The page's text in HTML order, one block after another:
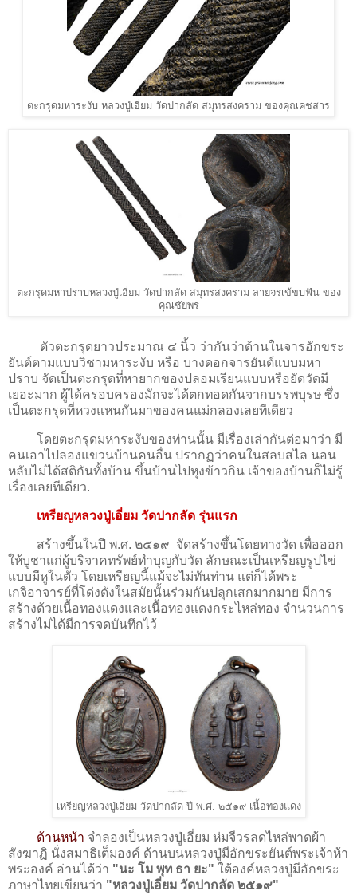
ตะกรุดมหาระงับ หลวงปู่เอี่ยม วัดปากลัด สมุทรสงคราม ของคุณคชสาร
ตะกรุดมหาปราบหลวงปู่เอี่ยม วัดปากลัด สมุทรสงคราม ลายจรเข้ขบฟัน ของ
คุณชัยพร
ตัวตะกรุดยาวประมาณ ๔ นิ้ว ว่ากันว่าด้านในจารอักขระ
ยันต์ตามแบบวิชามหาระงับ หรือ บางดอกจารยันต์แบบมหา
ปราบ จัดเป็นตะกรุดที่หายากของปลอมเรียนแบบหรือยัดวัดมี
เยอะมาก ผู้ได้ครอบครองมักจะได้ตกทอดกันจากบรรพบุรษ ซึ่ง
เป็นตะกรุดที่หวงแหนกันมาของคนแม่กลองเลยทีเดียว
โดยตะกรุดมหาระงับของท่านนั้น มีเรื่องเล่ากันต่อมาว่า มี
คนเอาไปลองแขวนบ้านคนอื่น ปรากฏว่าคนในสลบสไล นอน
หลับไม่ได้สติกันทั้งบ้าน ขึ้นบ้านไปหุงข้าวกิน เจ้าของบ้านก็ไม่รู้
เรื่องเลยทีเดียว.
เหรียญหลวงปู่เอี่ยม วัดปากลัด รุ่นแรก
สร้างขึ้นในปี พ.ศ. ๒๕๑๙ จัดสร้างขึ้นโดยทางวัด เพื่อออก
ให้บูชาแก่ผู้บริจาคทรัพย์ทำบุญกับวัด ลักษณะเป็นเหรียญรูปไข่
แบบมีหูในตัว โดยเหรียญนี้แม้จะไม่ทันท่าน แต่ก็ได้พระ
เกจิอาจารย์ที่โด่งดังในสมัยนั้นร่วมกันปลุกเสกมากมาย มีการ
สร้างด้วยเนื้อทองแดงและเนื้อทองแดงกระไหล่ทอง จำนวนการ
สร้างไม่ได้มีการจดบันทึกไว้
เหรียญหลวงปู่เอี่ยม วัดปากลัด ปี พ.ศ. ๒๕๑๙ เนื้อทองแดง
ด้านหน้า จำลองเป็นหลวงปู่เอี่ยม ห่มจีวรลดไหล่พาดผ้า
สังฆาฏิ นั่งสมาธิเต็มองค์ ด้านบนหลวงปู่มีอักขระยันต์พระเจ้าห้า
พระองค์ อ่านได้ว่า "นะ โม พุท ธา ยะ" ใต้องค์หลวงปู่มีอักขระ
ภาษาไทยเขียนว่า "หลวงปู่เอี่ยม วัดปากลัด ๒๕๑๙"